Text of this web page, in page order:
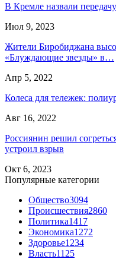
В Кремле назвали
Июл 9, 2023
Жители Биробиджана
«Блуждающие звезды» в…
Апр 5, 2022
Колеса для тележек:
Авг 16, 2022
Россиянин решил
устроил взрыв
Окт 6, 2023
Популярные категории
Общество3094
Происшествия2860
Политика1417
Экономика1272
Здоровье1234
Власть1125